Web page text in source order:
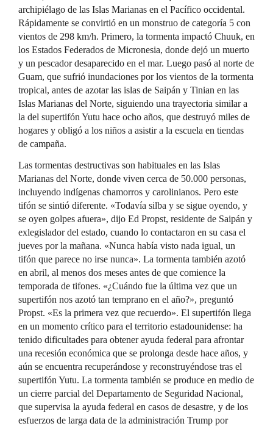
archipiélago de las Islas Marianas en el Pacífico occidental.
Rápidamente se convirtió en un monstruo de categoría 5 con
vientos de 298 km/h. Primero, la tormenta impactó Chuuk, en
los Estados Federados de Micronesia, donde dejó un muerto
y un pescador desaparecido en el mar. Luego pasó al norte de
Guam, que sufrió inundaciones por los vientos de la tormenta
tropical, antes de azotar las islas de Saipán y Tinian en las
Islas Marianas del Norte, siguiendo una trayectoria similar a
la del supertifón Yutu hace ocho años, que destruyó miles de
hogares y obligó a los niños a asistir a la escuela en tiendas
de campaña.
Las tormentas destructivas son habituales en las Islas
Marianas del Norte, donde viven cerca de 50.000 personas,
incluyendo indígenas chamorros y carolinianos. Pero este
tifón se sintió diferente. «Todavía silba y se sigue oyendo, y
se oyen golpes afuera», dijo Ed Propst, residente de Saipán y
exlegislador del estado, cuando lo contactaron en su casa el
jueves por la mañana. «Nunca había visto nada igual, un
tifón que parece no irse nunca». La tormenta también azotó
en abril, al menos dos meses antes de que comience la
temporada de tifones. «¿Cuándo fue la última vez que un
supertifón nos azotó tan temprano en el año?», preguntó
Propst. «Es la primera vez que recuerdo». El supertifón llega
en un momento crítico para el territorio estadounidense: ha
tenido dificultades para obtener ayuda federal para afrontar
una recesión económica que se prolonga desde hace años, y
aún se encuentra recuperándose y reconstruyéndose tras el
supertifón Yutu. La tormenta también se produce en medio de
un cierre parcial del Departamento de Seguridad Nacional,
que supervisa la ayuda federal en casos de desastre, y de los
esfuerzos de larga data de la administración Trump por